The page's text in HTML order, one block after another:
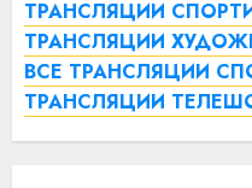
ТРАНСЛЯЦИИ
ТРАНСЛЯЦИИ
ВСЕ ТРАНСЛЯЦИИ
ТРАНСЛЯЦИИ